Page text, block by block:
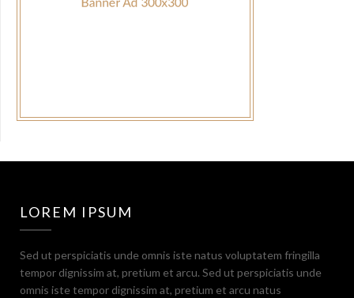
LOREM IPSUM
Sed ut perspiciatis unde omnis iste natus voluptatem fringilla
tempor dignissim at, pretium et arcu. Sed ut perspiciatis unde
omnis iste tempor dignissim at, pretium et arcu natus